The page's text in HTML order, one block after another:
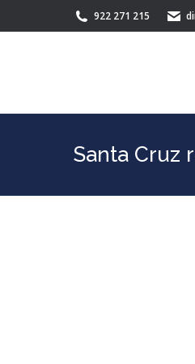
922 271 215
Santa Cruz